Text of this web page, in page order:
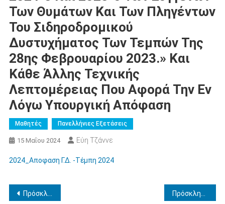
Των Θυμάτων Και Των Πληγέντων
Του Σιδηροδρομικού
Δυστυχήματος Των Τεμπών Της
28ης Φεβρουαρίου 2023.» Και
Κάθε Άλλης Τεχνικής
Λεπτομέρειας Που Αφορά Την Εν
Λόγω Υπουργική Απόφαση
Μαθητές Πανελλήνιες Εξετάσεις
15 Μαΐου 2024 Εύη Τζάννε
2024_Αποφαση Γ.Δ. -Τέμπη 2024
Πλοήγηση
Πρόσκληση εκδήλωσης ενδιαφέροντος για την απόσπαση εκπαιδευτικών κλάδου ΠΕ78-Κοινωνικών Επιστημών, κατόχων πτυχίου Τμήματος Νομικής Α.Ε.Ι., στο Γραφείο Νομικής Υποστήριξης της Αυτοτελώς Διεύθυνσης Διοικητικής, Οικονομικής και Παιδαγωγικής Υποστήριξης της Περιφερειακής Διεύθυνσης Πρωτοβάθμιας και Δευτεροβάθμιας Εκπαίδευσης Δυτικής Μακεδονίας